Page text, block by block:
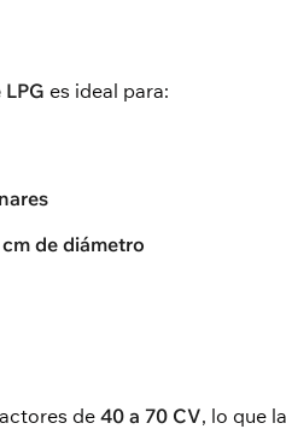
es ideal para:
de diámetro
de40 a 70 CV, lo que